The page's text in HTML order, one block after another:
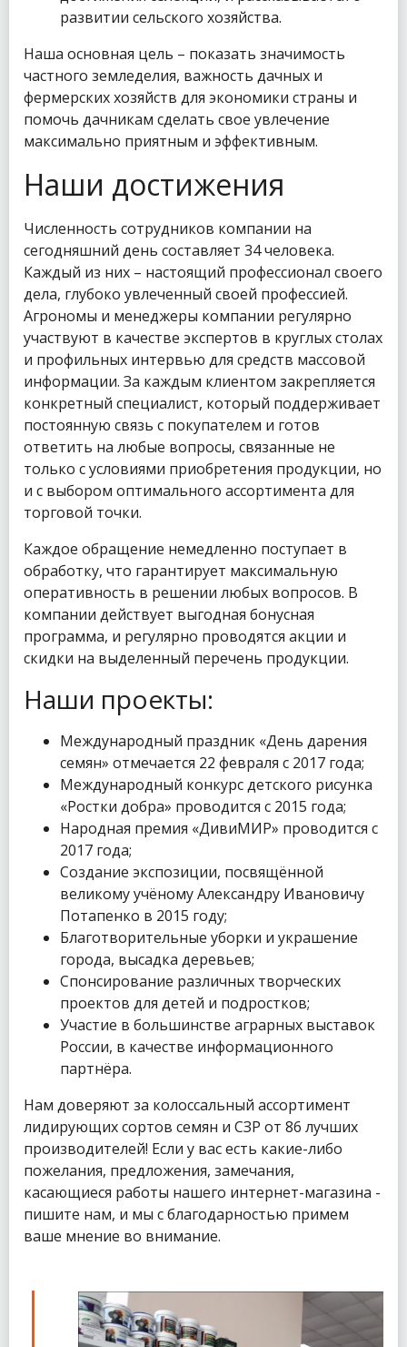
развитии сельского хозяйства.
Наша основная цель – показать значимость
частного земледелия, важность дачных и
фермерских хозяйств для экономики страны и
помочь дачникам сделать свое увлечение
максимально приятным и эффективным.
Наши достижения
Численность сотрудников компании на
сегодняшний день составляет 34 человека.
Каждый из них – настоящий профессионал своего
дела, глубоко увлеченный своей профессией.
Агрономы и менеджеры компании регулярно
участвуют в качестве экспертов в круглых столах
и профильных интервью для средств массовой
информации. За каждым клиентом закрепляется
конкретный специалист, который поддерживает
постоянную связь с покупателем и готов
ответить на любые вопросы, связанные не
только с условиями приобретения продукции, но
и с выбором оптимального ассортимента для
торговой точки.
Каждое обращение немедленно поступает в
обработку, что гарантирует максимальную
оперативность в решении любых вопросов. В
компании действует выгодная бонусная
программа, и регулярно проводятся акции и
скидки на выделенный перечень продукции.
Наши проекты:
Международный праздник «День дарения
семян» отмечается 22 февраля с 2017 года;
Международный конкурс детского рисунка
«Ростки добра» проводится с 2015 года;
Народная премия «ДивиМИР» проводится с
2017 года;
Создание экспозиции, посвящённой
великому учёному Александру Ивановичу
Потапенко в 2015 году;
Благотворительные уборки и украшение
города, высадка деревьев;
Спонсирование различных творческих
проектов для детей и подростков;
Участие в большинстве аграрных выставок
России, в качестве информационного
партнёра.
Нам доверяют за колоссальный ассортимент
лидирующих сортов семян и СЗР от 86 лучших
производителей! Если у вас есть какие-либо
пожелания, предложения, замечания,
касающиеся работы нашего интернет-магазина -
пишите нам, и мы с благодарностью примем
ваше мнение во внимание.